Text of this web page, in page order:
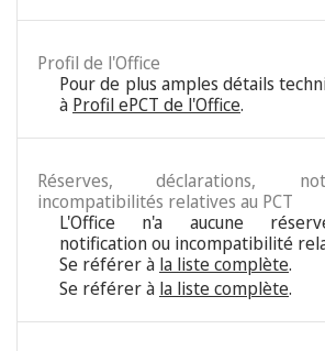
Profil de l'Office
Pour de plus amples détails
à Profil ePCT de l'Office.
Réserves, déclarations,
incompatibilités relatives au PCT
L'Office n'a aucune
notification ou incompatibilité
Se référer à la liste complète.
Se référer à la liste complète.